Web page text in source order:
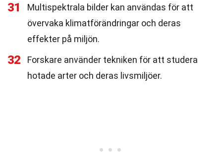
31
Multispektrala bilder kan användas för att
övervaka klimatförändringar och deras
effekter på miljön.
32
Forskare använder tekniken för att studera
hotade arter och deras livsmiljöer.